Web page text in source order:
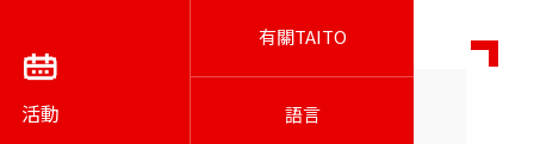
活動
有關TAITO
語言